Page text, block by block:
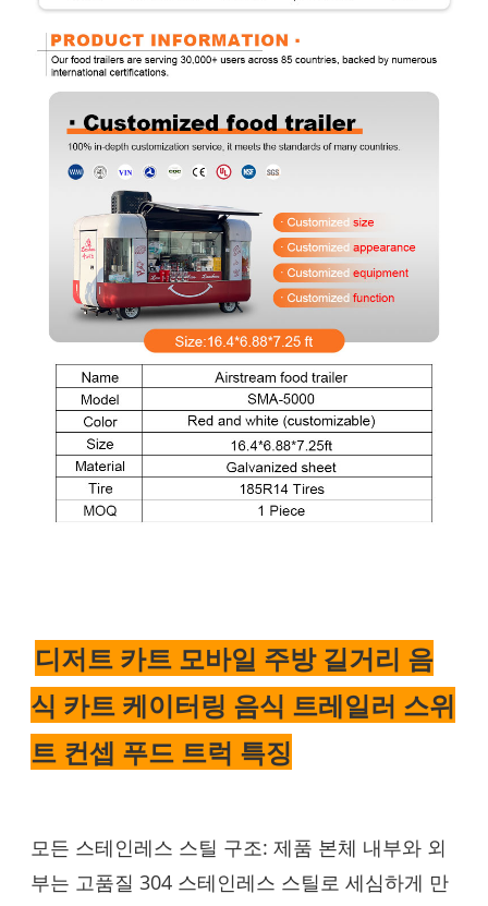
디저트 카트 모바일 주방 길거리 음
식 카트 케이터링 음식 트레일러 스위
트 컨셉 푸드 트럭 특징
모든 스테인레스 스틸 구조: 제품 본체 내부와 외
부는 고품질 304 스테인레스 스틸로 세심하게 만